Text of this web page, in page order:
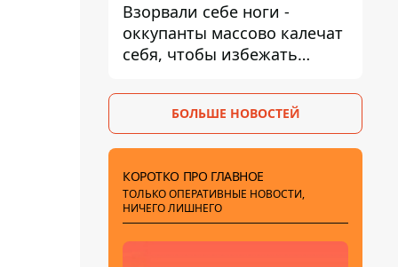
Взорвали себе ноги -
оккупанты массово калечат
себя, чтобы избежать
БОЛЬШЕ НОВОСТЕЙ
КОРОТКО ПРО ГЛАВНОЕ
ТОЛЬКО ОПЕРАТИВНЫЕ НОВОСТИ,
НИЧЕГО ЛИШНЕГО